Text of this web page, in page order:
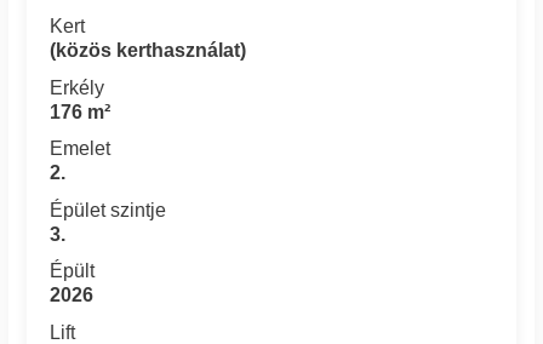
Kert
(közös kerthasználat)
Erkély
176 m²
Emelet
2.
Épület szintje
3.
Épült
2026
Lift